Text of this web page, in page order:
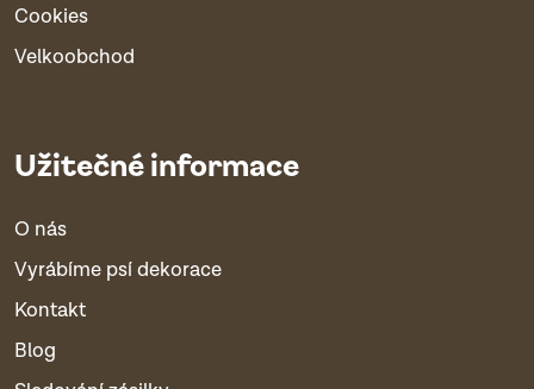
Cookies
Velkoobchod
Užitečné informace
O nás
Vyrábíme psí dekorace
Kontakt
Blog